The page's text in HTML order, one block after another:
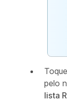
Toque
pelo
lista